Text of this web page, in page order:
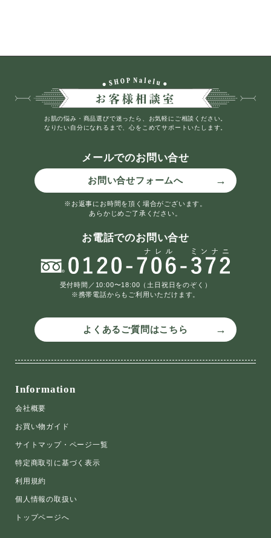
お肌の悩み・商品選びで迷ったら、お気軽にご相談ください。
なりたい自分になれるまで、心をこめてサポートいたします。
メールでのお問い合せ
お問い合せフォームへ
※お返事にお時間を頂く場合がございます。
あらかじめご了承ください。
お電話でのお問い合せ
受付時間／10:00〜18:00（土日祝日をのぞく）
※携帯電話からもご利用いただけます。
よくあるご質問はこちら
Information
会社概要
お買い物ガイド
サイトマップ・ページ一覧
特定商取引に基づく表示
利用規約
個人情報の取扱い
トップページへ